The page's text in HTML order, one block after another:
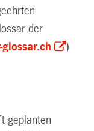
der
)
geplanten